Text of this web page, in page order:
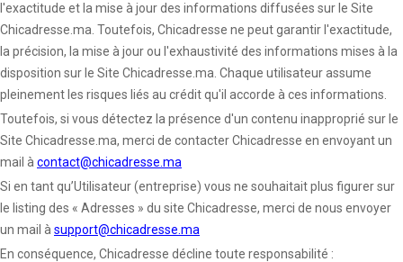
l'exactitude et la mise à jour des informations diffusées sur le Site
Chicadresse.ma. Toutefois, Chicadresse ne peut garantir l'exactitude,
la précision, la mise à jour ou l'exhaustivité des informations mises à la
disposition sur le Site Chicadresse.ma. Chaque utilisateur assume
pleinement les risques liés au crédit qu'il accorde à ces informations.
Toutefois, si vous détectez la présence d'un contenu inapproprié sur le
Site Chicadresse.ma, merci de contacter Chicadresse en envoyant un
mail à contact@chicadresse.ma
Si en tant qu’Utilisateur (entreprise) vous ne souhaitait plus figurer sur
le listing des « Adresses » du site Chicadresse, merci de nous envoyer
un mail à support@chicadresse.ma
En conséquence, Chicadresse décline toute responsabilité :